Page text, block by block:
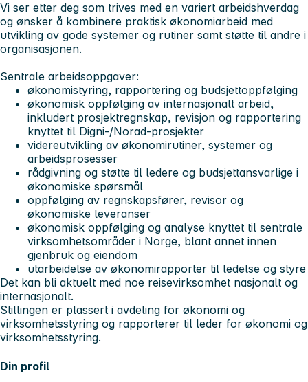
Vi ser etter deg som trives med en variert arbeidshverdag
og ønsker å kombinere praktisk økonomiarbeid med
utvikling av gode systemer og rutiner samt støtte til andre i
organisasjonen.
Sentrale arbeidsoppgaver:
økonomistyring, rapportering og budsjettoppfølging
økonomisk oppfølging av internasjonalt arbeid,
inkludert prosjektregnskap, revisjon og rapportering
knyttet til Digni-/Norad-prosjekter
videreutvikling av økonomirutiner, systemer og
arbeidsprosesser
rådgivning og støtte til ledere og budsjettansvarlige i
økonomiske spørsmål
oppfølging av regnskapsfører, revisor og
økonomiske leveranser
økonomisk oppfølging og analyse knyttet til sentrale
virksomhetsområder i Norge, blant annet innen
gjenbruk og eiendom
utarbeidelse av økonomirapporter til ledelse og styre
Det kan bli aktuelt med noe reisevirksomhet nasjonalt og
internasjonalt.
Stillingen er plassert i avdeling for økonomi og
virksomhetsstyring og rapporterer til leder for økonomi og
virksomhetsstyring.
Din profil